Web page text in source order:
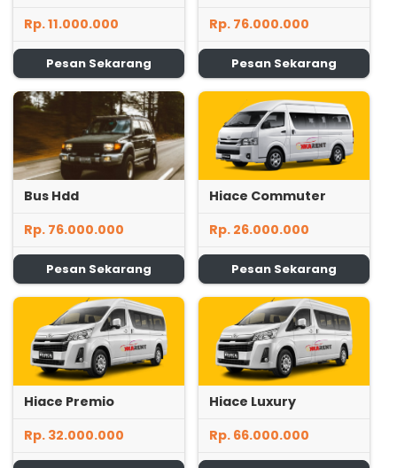
Rp. 11.000.000
Pesan Sekarang
Rp. 76.000.000
Pesan Sekarang
Bus Hdd
Rp. 76.000.000
Pesan Sekarang
Hiace Commuter
Rp. 26.000.000
Pesan Sekarang
Hiace Premio
Rp. 32.000.000
Hiace Luxury
Rp. 66.000.000